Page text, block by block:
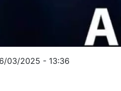
03/2025 - 13:36